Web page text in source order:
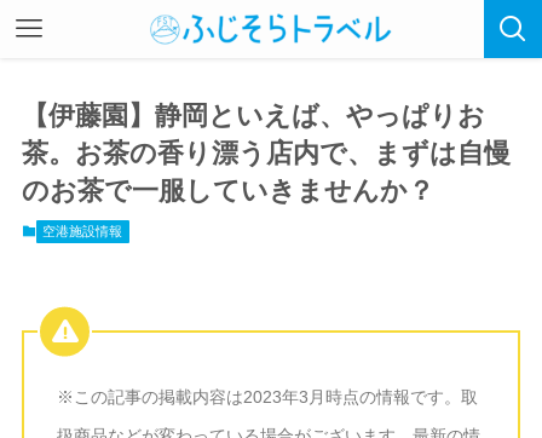
【伊藤園】静岡といえば、やっぱりお
茶。お茶の香り漂う店内で、まずは自慢
のお茶で一服していきませんか？
空港施設情報
※この記事の掲載内容は2023年3月時点の情報です。取